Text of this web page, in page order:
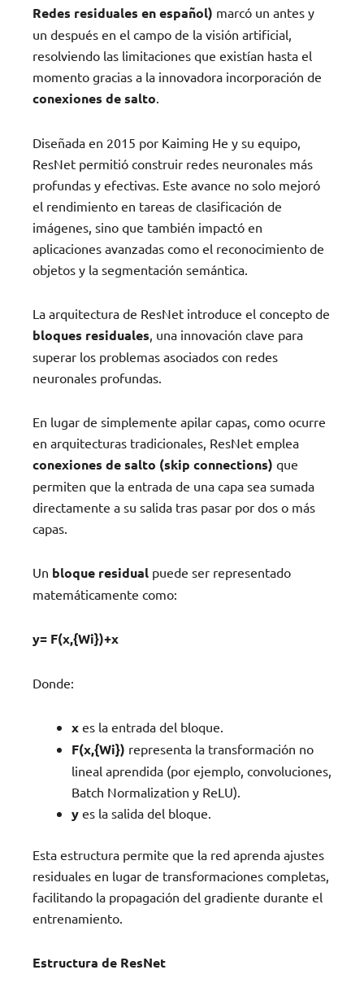
Redes residuales en español) marcó un antes y
un después en el campo de la visión artificial,
resolviendo las limitaciones que existían hasta el
momento gracias a la innovadora incorporación de
conexiones de salto
Diseñada en 2015 por Kaiming He y su equipo,
ResNet permitió construir redes neuronales más
profundas y efectivas. Este avance no solo mejoró
el rendimiento en tareas de clasificación de
imágenes, sino que también impactó en
aplicaciones avanzadas como el reconocimiento de
objetos y la segmentación semántica.
La arquitectura de ResNet introduce el concepto de
bloques residuales , una innovación clave para
superar los problemas asociados con redes
neuronales profundas.
En lugar de simplemente apilar capas, como ocurre
en arquitecturas tradicionales, ResNet emplea
conexiones de salto (skip connections) que
permiten que la entrada de una capa sea sumada
directamente a su salida tras pasar por dos o más
capas.
Un bloque residual puede ser representado
matemáticamente como:
y= F(x,{Wi})+x
Donde:
x es la entrada del bloque.
F(x,{Wi}) representa la transformación no
lineal aprendida (por ejemplo, convoluciones,
Batch Normalization y ReLU).
y es la salida del bloque.
Esta estructura permite que la red aprenda ajustes
residuales en lugar de transformaciones completas,
facilitando la propagación del gradiente durante el
entrenamiento.
Estructura de ResNet